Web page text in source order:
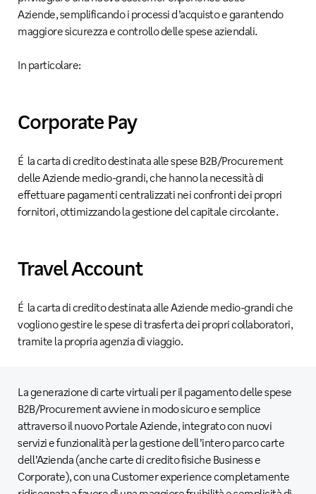
Aziende, semplificando i processi d’acquisto e garantendo
maggiore sicurezza e controllo delle spese aziendali.
In particolare:
Corporate Pay
É la carta di credito destinata alle spese B2B/Procurement
delle Aziende medio-grandi, che hanno la necessità di
effettuare pagamenti centralizzati nei confronti dei propri
fornitori, ottimizzando la gestione del capitale circolante.
Travel Account
É la carta di credito destinata alle Aziende medio-grandi che
vogliono gestire le spese di trasferta dei propri collaboratori,
tramite la propria agenzia di viaggio.
La generazione di carte virtuali per il pagamento delle spese
B2B/Procurement avviene in modo sicuro e semplice
attraverso il nuovo Portale Aziende, integrato con nuovi
servizi e funzionalità per la gestione dell’intero parco carte
dell’Azienda (anche carte di credito fisiche Business e
Corporate), con una Customer experience completamente